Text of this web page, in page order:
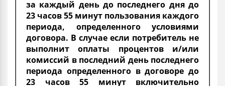
за каждый день до последнего дня до
23 часов 55 минут пользования каждого
периода, определенного условиями
договора. В случае если потребитель не
выполнит оплаты процентов и/или
комиссий в последний день последнего
периода определенного в договоре до
23 часов 55 минут включительно